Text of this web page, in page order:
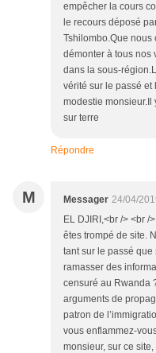
empêcher la cours
le recours déposé
Tshilombo.Que
démonter à tous nos
dans la sous-
vérité sur le passé et
modestie
sur terre
Répondre
M Messager 24/04/
EL DJIRI,<br /> <br /
êtes trompé de site.
tant sur le passé que
ramasser des
censuré au Rwanda
arguments de
patron de
vous enflammez-
monsieur, sur ce